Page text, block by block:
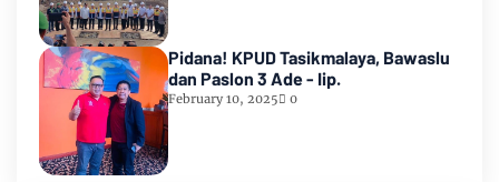
Pidana! KPUD Tasikmalaya, Bawaslu
dan Paslon 3 Ade - Iip.
February 10, 2025 0